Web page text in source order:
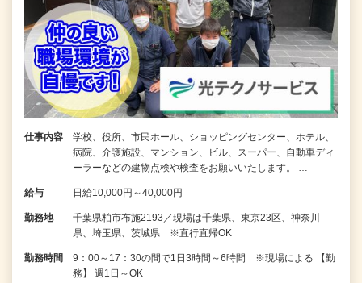
仕事内容
学校、役所、市民ホール、ショッピングセンター、ホテル、
病院、介護施設、マンション、ビル、スーパー、自動車ディ
ーラーなどの建物点検や検査をお願いいたします。 …
給与 日給10,000円～40,000円
勤務地
千葉県柏市布施2193／現場は千葉県、東京23区、神奈川
県、埼玉県、茨城県 ※直行直帰OK
勤務時間
9：00～17：30の間で1日3時間～6時間 ※現場による 【勤
務】 週1日～OK